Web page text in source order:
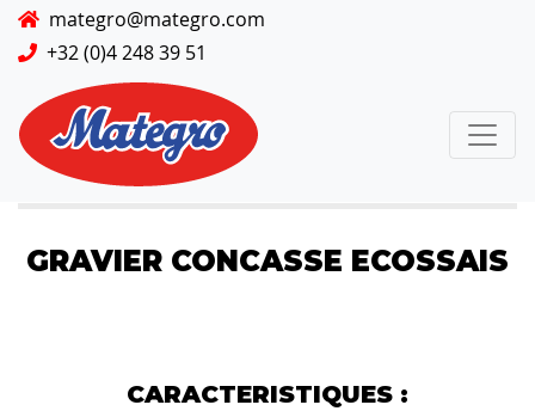
mategro@mategro.com
+32 (0)4 248 39 51
GRAVIER CONCASSE ECOSSAIS
CARACTERISTIQUES :